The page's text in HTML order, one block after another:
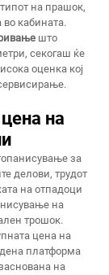
на прашок,
во кабината.
што
секогаш ќе
оценка кој
на
за
делови, трудот
на отпадоци
на
трошок.
цена на
платформа
на